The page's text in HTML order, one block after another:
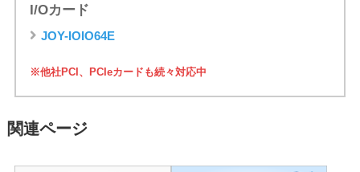
I/Oカード
JOY-IOIO64E
※他社PCI、PCIeカードも続々対応中
関連ページ